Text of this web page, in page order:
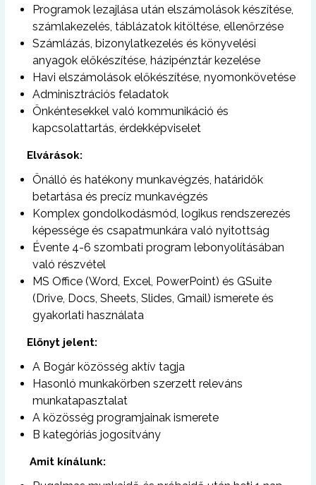
Programok lezajlása után elszámolások készítése,
számlakezelés, táblázatok kitöltése, ellenőrzése
Számlázás, bizonylatkezelés és könyvelési
anyagok előkészítése, házipénztár kezelése
Havi elszámolások előkészítése, nyomonkövetése
Adminisztrációs feladatok
Önkéntesekkel való kommunikáció és
kapcsolattartás, érdekképviselet
Elvárások:
Önálló és hatékony munkavégzés, határidők
betartása és precíz munkavégzés
Komplex gondolkodásmód, logikus rendszerezés
képessége és csapatmunkára való nyitottság
Évente 4-6 szombati program lebonyolításában
való részvétel
MS Office (Word, Excel, PowerPoint) és GSuite
(Drive, Docs, Sheets, Slides, Gmail) ismerete és
gyakorlati használata
Előnyt jelent:
A Bogár közösség aktív tagja
Hasonló munkakörben szerzett releváns
munkatapasztalat
A közösség programjainak ismerete
B kategóriás jogosítvány
Amit kínálunk: